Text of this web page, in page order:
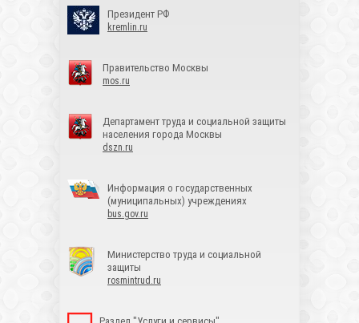
Президент РФ
kremlin.ru
Правительство Москвы
mos.ru
Департамент труда и социальной защиты
населения города Москвы
dszn.ru
Информация о государственных
(муниципальных) учреждениях
bus.gov.ru
Министерство труда и социальной
защиты
rosmintrud.ru